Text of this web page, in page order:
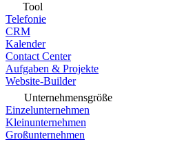
Tool
Telefonie
CRM
Kalender
Contact Center
Aufgaben & Projekte
Website-Builder
Unternehmensgröße
Einzelunternehmen
Kleinunternehmen
Großunternehmen